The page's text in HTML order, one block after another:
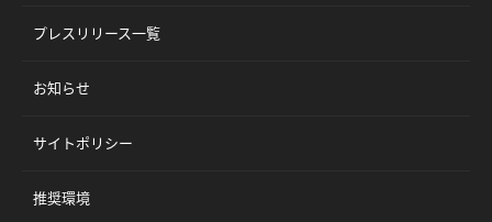
プレスリリース一覧
お知らせ
サイトポリシー
推奨環境